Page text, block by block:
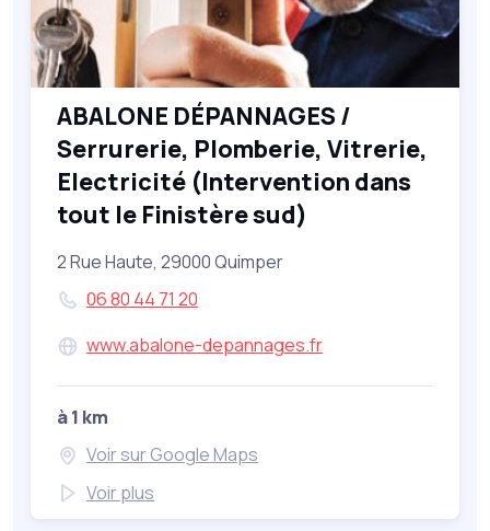
ABALONE DÉPANNAGES /
Serrurerie, Plomberie, Vitrerie,
Electricité (Intervention dans
tout le Finistère sud)
2 Rue Haute, 29000 Quimper
06 80 44 71 20
www.abalone-depannages.fr
à 1 km
Voir sur Google Maps
Voir plus